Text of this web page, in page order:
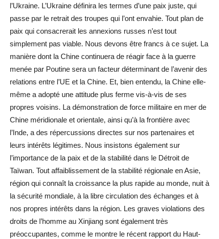
l’Ukraine. L’Ukraine définira les termes d’une paix juste, qui
passe par le retrait des troupes qui l’ont envahie. Tout plan de
paix qui consacrerait les annexions russes n’est tout
simplement pas viable. Nous devons être francs à ce sujet. La
manière dont la Chine continuera de réagir face à la guerre
menée par Poutine sera un facteur déterminant de l’avenir des
relations entre l’UE et la Chine. Et, bien entendu, la Chine elle-
même a adopté une attitude plus ferme vis-à-vis de ses
propres voisins. La démonstration de force militaire en mer de
Chine méridionale et orientale, ainsi qu’à la frontière avec
l’Inde, a des répercussions directes sur nos partenaires et
leurs intérêts légitimes. Nous insistons également sur
l’importance de la paix et de la stabilité dans le Détroit de
Taïwan. Tout affaiblissement de la stabilité régionale en Asie,
région qui connaît la croissance la plus rapide au monde, nuit à
la sécurité mondiale, à la libre circulation des échanges et à
nos propres intérêts dans la région. Les graves violations des
droits de l’homme au Xinjiang sont également très
préoccupantes, comme le montre le récent rapport du Haut-